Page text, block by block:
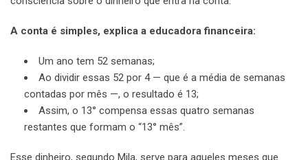
A conta é simples, explica a educadora financeira:
Um ano tem 52 semanas;
Ao dividir essas 52 por 4 — que é a média de semanas
contadas por mês —, o resultado é 13;
Assim, o 13° compensa essas quatro semanas
restantes que formam o “13° mês”.
Esse dinheiro, segundo Mila, serve para aqueles meses que